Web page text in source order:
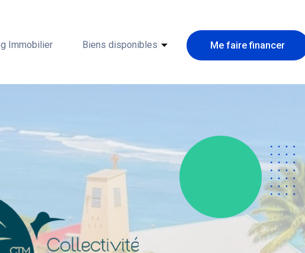
Immobilier Biens disponibles Me faire financer